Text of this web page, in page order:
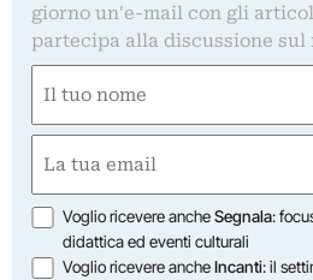
giorno un'e-mail con gli
partecipa alla discussione sul
(Required)
First
(Required)
Opzioni
Voglio ricevere ancheSegnala:
didattica ed eventi culturali
Voglio ricevere ancheIncanti: il